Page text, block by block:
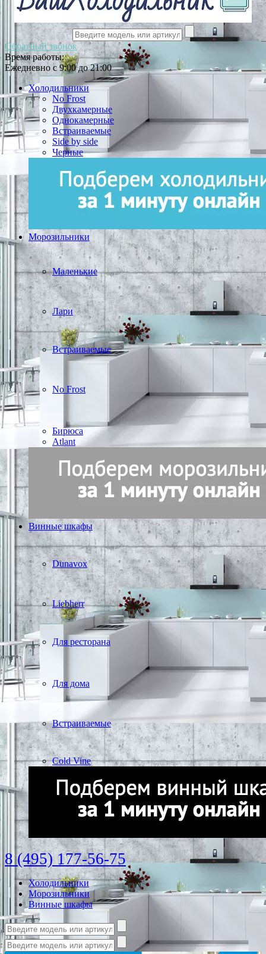
Обратный звонок
Время работы:
Ежедневно с 9:00 до 21:00
Холодильники
No Frost
Двухкамерные
Однокамерные
Встраиваемые
Side by side
Черные
Морозильники
Маленькие
Лари
Встраиваемые
No Frost
Бирюса
Atlant
Винные шкафы
Dunavox
Liebherr
Для ресторана
Для дома
Встраиваемые
Cold Vine
8 (495) 177-56-75
Холодильники
Морозильники
Винные шкафы